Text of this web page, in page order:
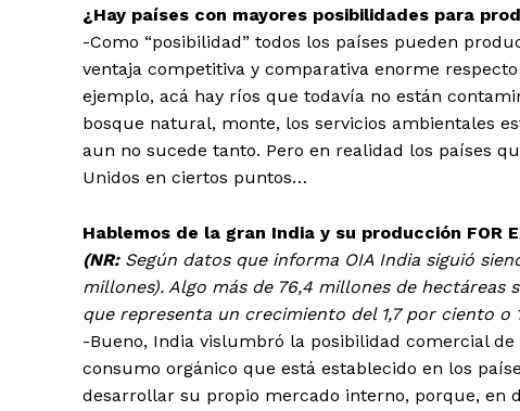
¿Hay países con mayores posibilidades para
-Como “posibilidad” todos los países pueden
ventaja competitiva y comparativa enorme
ejemplo, acá hay ríos que todavía no están
bosque natural, monte, los servicios ambientales
aun no sucede tanto. Pero en realidad los países
Unidos en ciertos puntos…
Hablemos de la gran India y su producción FOR
(NR: Según datos que informa OIA India siguió
millones). Algo más de 76,4 millones de hectáreas
que representa un crecimiento del 1,7 por ciento
-Bueno, India vislumbró la posibilidad comercial
consumo orgánico que está establecido en los
desarrollar su propio mercado interno, porque, en